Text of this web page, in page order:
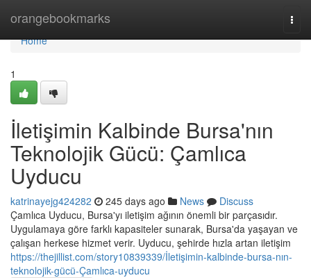
orangebookmarks
Home
Home
1
İletişimin Kalbinde Bursa'nın
Teknolojik Gücü: Çamlıca
Uyducu
katrinayejg424282 245 days ago News
Discuss
Çamlıca Uyducu, Bursa'yı iletişim ağının önemli bir parçasıdır.
Uygulamaya göre farklı kapasiteler sunarak, Bursa'da yaşayan ve
çalışan herkese hizmet verir. Uyducu, şehirde hızla artan iletişim
https://thejillist.com/story10839339/İletişimin-kalbinde-bursa-nın-
teknolojik-gücü-Çamlıca-uyducu